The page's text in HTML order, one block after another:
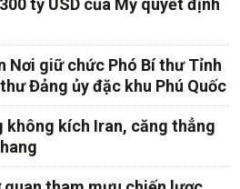
tỷ USD của Mỹ quyết định
Nơi giữ chức Phó Bí thư Tỉnh
Đảng ủy đặc khu Phú Quốc
không kích Iran, căng thẳng